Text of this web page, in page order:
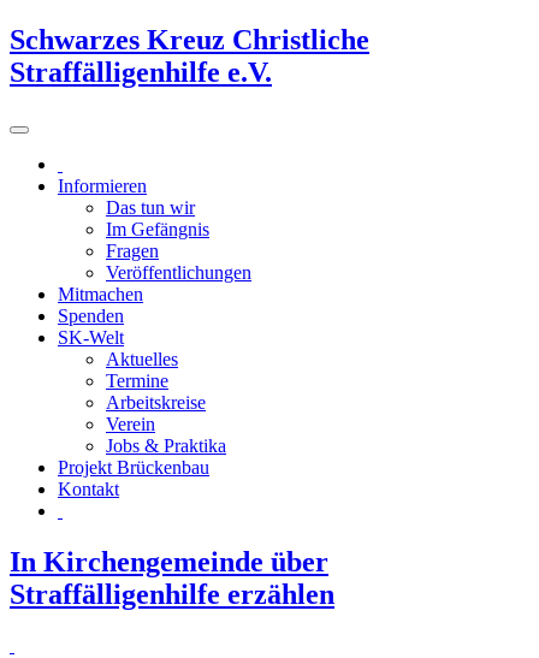
Schwarzes Kreuz Christliche
Straffälligenhilfe e.V.
Informieren
Das tun wir
Im Gefängnis
Fragen
Veröffentlichungen
Mitmachen
Spenden
SK-Welt
Aktuelles
Termine
Arbeitskreise
Verein
Jobs & Praktika
Projekt Brückenbau
Kontakt
In Kirchengemeinde über
Straffälligenhilfe erzählen